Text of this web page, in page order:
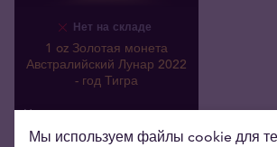
Нет на складе
1 oz Золотая монета
Австралийский Лунар 2022
- год Тигра
Мы покупаем 3 831,30 €
Мы используем файлы cookie для